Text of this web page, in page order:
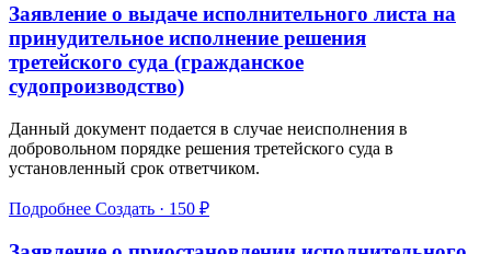
Заявление о выдаче исполнительного листа на
принудительное исполнение решения
третейского суда (гражданское
судопроизводство)
Данный документ подается в случае неисполнения в
добровольном порядке решения третейского суда в
установленный срок ответчиком.
Подробнее Создать · 150 ₽